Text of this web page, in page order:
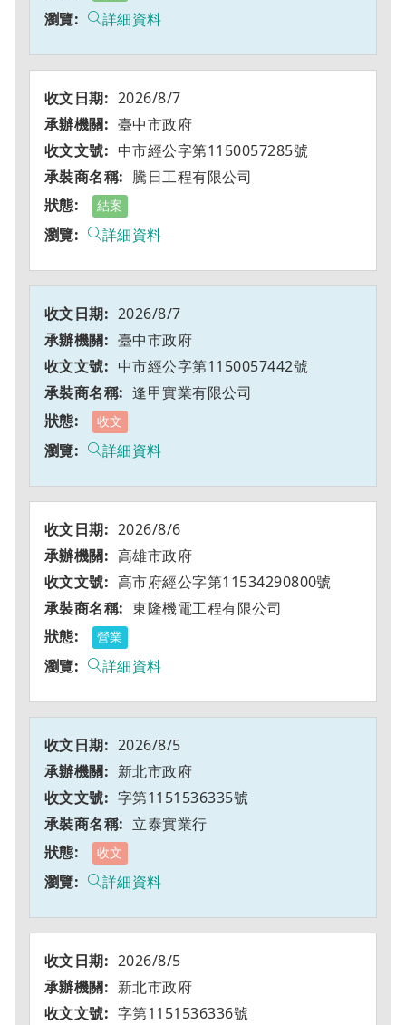
詳細資料
2026/8/7
臺中市政府
中市經公字第1150057285號
騰日工程有限公司
結案
詳細資料
2026/8/7
臺中市政府
中市經公字第1150057442號
逢甲實業有限公司
收文
詳細資料
2026/8/6
高雄市政府
高市府經公字第11534290800號
東隆機電工程有限公司
營業
詳細資料
2026/8/5
新北市政府
字第1151536335號
立泰實業行
收文
詳細資料
2026/8/5
新北市政府
字第1151536336號